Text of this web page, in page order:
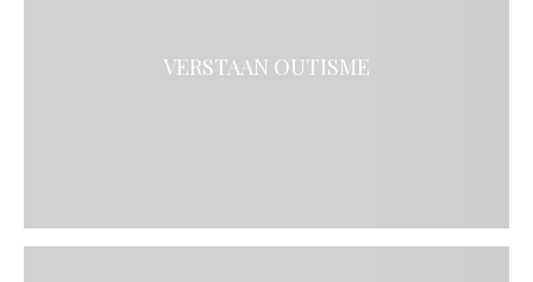
VERSTAAN OUTISME